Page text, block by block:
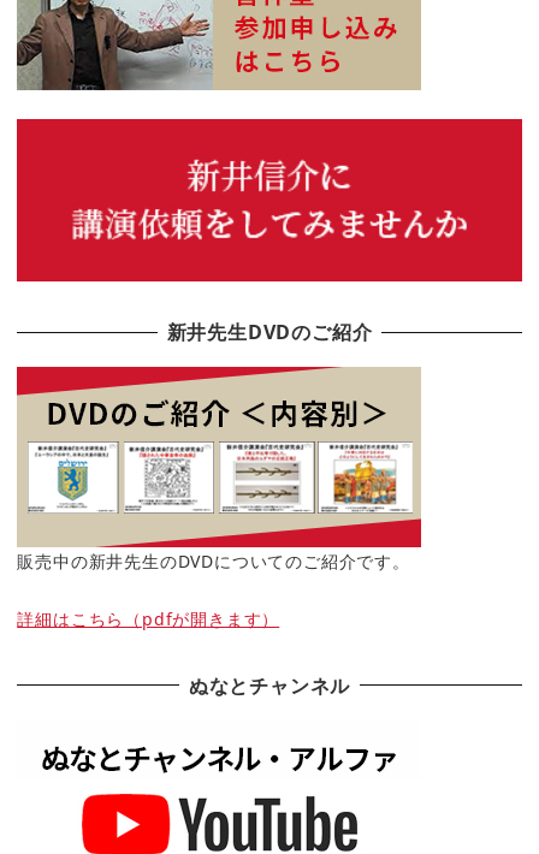
新井先生DVDのご紹介
販売中の新井先生のDVDについてのご紹介です。
詳細はこちら（pdfが開きます）
ぬなとチャンネル